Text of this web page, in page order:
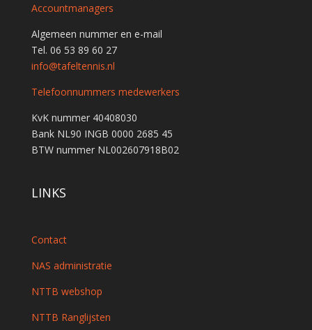
Accountmanagers
Algemeen nummer en e-mail
Tel. 06 53 89 60 27
info@tafeltennis.nl
Telefoonnummers medewerkers
KvK nummer 40408030
Bank NL90 INGB 0000 2685 45
BTW nummer NL002607918B02
LINKS
Contact
NAS administratie
NTTB webshop
NTTB Ranglijsten